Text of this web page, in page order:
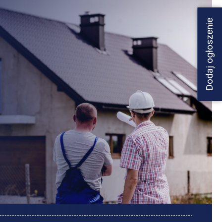
Dodaj ogłoszenie